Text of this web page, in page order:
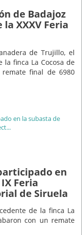
de Badajoz
XXXV Feria
de Trujillo, el
la finca La Cocosa de
final de 6980
en
Feria
de Siruela
de la finca La
con un remate